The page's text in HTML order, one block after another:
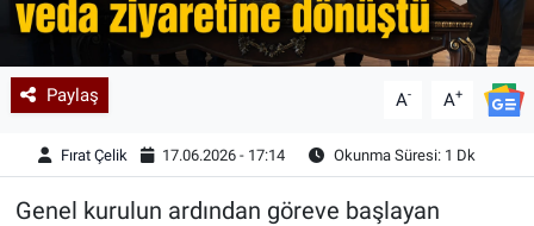
Paylaş A- A+
Fırat Çelik 17.06.2026 - 17:14 Okunma Süresi: 1 Dk
Genel kurulun ardından göreve başlayan
Teknoloji
Yazarlar